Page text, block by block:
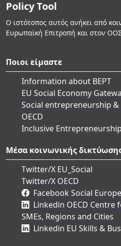
Policy Tool
Ο ιστότοπος αυτός ανήκει από
Ευρωπαϊκή Επιτροπή και στον
Ποιοι είμαστε
Information about BEPT
EU Social Economy
Social entrepreneurship
OECD
Inclusive Entrepreneurship
Μέσα κοινωνικής
Twitter/X EU_Social
Twitter/X OECD
Facebook Social Europe
Linkedin OECD
SMEs, Regions and Cities
Linkedin EU Skills &